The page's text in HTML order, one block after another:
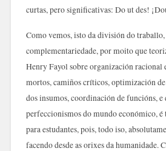
curtas, pero significativas: Do ut des!
Como vemos, isto da división do
complementariedade, por moito que
Henry Fayol sobre organización racional
mortos, camiños críticos, optimización
dos insumos, coordinación de funcións, e
perfeccionismos do mundo económico,
para estudantes, pois, todo iso,
facendo desde as orixes da humanidade.